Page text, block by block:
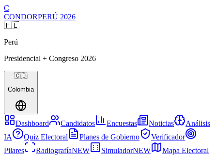
C
CONDORPERÚ 2026
🇵🇪
Perú
Presidencial + Congreso 2026
🇨🇴
Colombia
Dashboard Candidatos Encuestas Noticias
Análisis
IA
Quiz Electoral Planes de Gobierno
Verificador
Pilares
RadiografíaNEW SimuladorNEW
Mapa Electoral